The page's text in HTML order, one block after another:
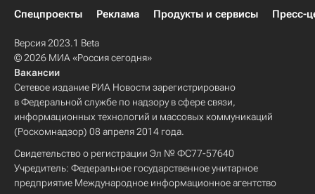
Спецпроекты
Реклама Продукты и сервисы Пресс-
Версия 2023.1 Beta
© 2026 МИА «Россия сегодня»
Вакансии
Сетевое издание РИА Новости зарегистрировано
в Федеральной службе по надзору в сфере связи,
информационных технологий и массовых коммуникаций
(Роскомнадзор) 08 апреля 2014 года.
Свидетельство о регистрации Эл № ФС77-57640
Учредитель: Федеральное государственное унитарное
предприятие Международное информационное агентство